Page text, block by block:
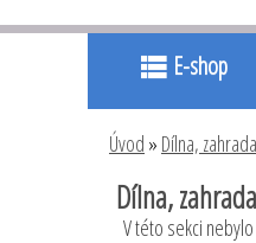
E-shop
Úvod » Dílna, zahrada
Dílna,
V této sekci